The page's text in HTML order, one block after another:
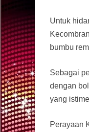
Untuk
bumbu
Sebagai
dengan
yang
Perayaan